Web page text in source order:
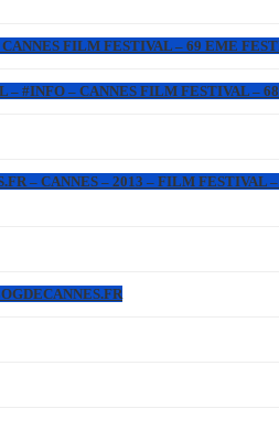
FILM FESTIVAL – 69 EME
– #INFO – CANNES FILM FESTIVAL –
– CANNES – 2013 – FILM FESTIVAL